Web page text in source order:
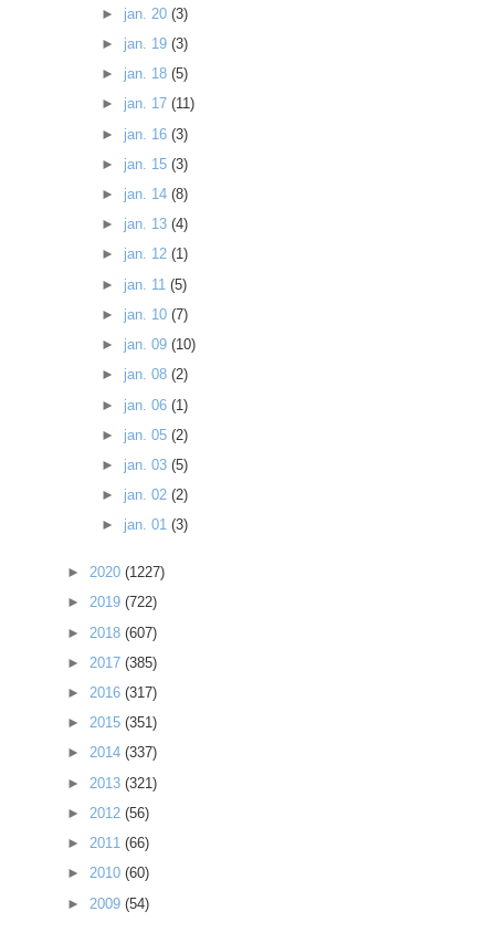
► jan. 20 (3)
► jan. 19 (3)
► jan. 18 (5)
► jan. 17 (11)
► jan. 16 (3)
► jan. 15 (3)
► jan. 14 (8)
► jan. 13 (4)
► jan. 12 (1)
► jan. 11 (5)
► jan. 10 (7)
► jan. 09 (10)
► jan. 08 (2)
► jan. 06 (1)
► jan. 05 (2)
► jan. 03 (5)
► jan. 02 (2)
► jan. 01 (3)
► 2020 (1227)
► 2019 (722)
► 2018 (607)
► 2017 (385)
► 2016 (317)
► 2015 (351)
► 2014 (337)
► 2013 (321)
► 2012 (56)
► 2011 (66)
► 2010 (60)
► 2009 (54)